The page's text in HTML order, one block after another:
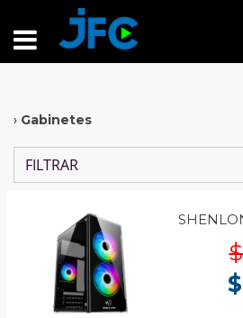
› Gabinetes
FILTRAR